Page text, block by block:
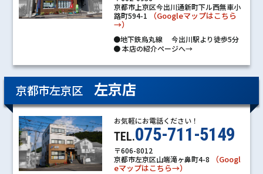
京都市上京区今出川通新町下ル西無車小
路町594-1
（Googleマップはこちら
→）
●地下鉄烏丸線 今出川駅より徒歩5分
●本店の紹介ページへ→
京都市左京区 左京店
お気軽にお電話ください！
TEL.075-711-5149
〒606-8012
京都市左京区山端滝ヶ鼻町4-8
（Googl
eマップはこちら→）